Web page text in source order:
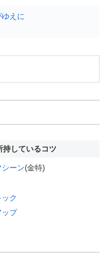
えに
持しているコツ
ーン(金特)
ク
ップ